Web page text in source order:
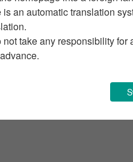
an automatic translation
take any responsibility